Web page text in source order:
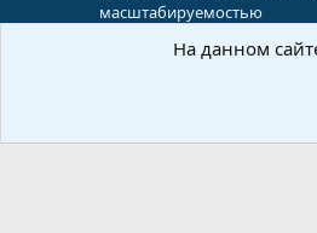
масштабируемостью
На данном